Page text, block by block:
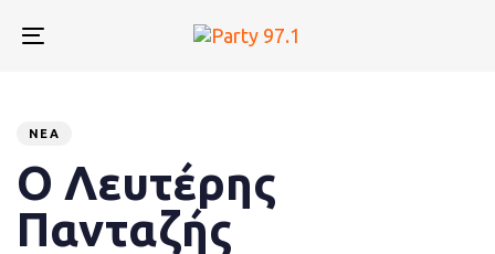
links
content
Toggle
ΝΈΑ
Ο Λευτέρης
Πανταζής